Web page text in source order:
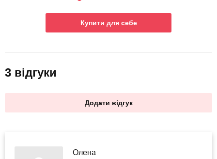
Купити для себе
3 відгуки
Додати відгук
Олена